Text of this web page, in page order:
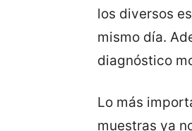
los diversos
mismo día.
diagnóstico
Lo más
muestras ya